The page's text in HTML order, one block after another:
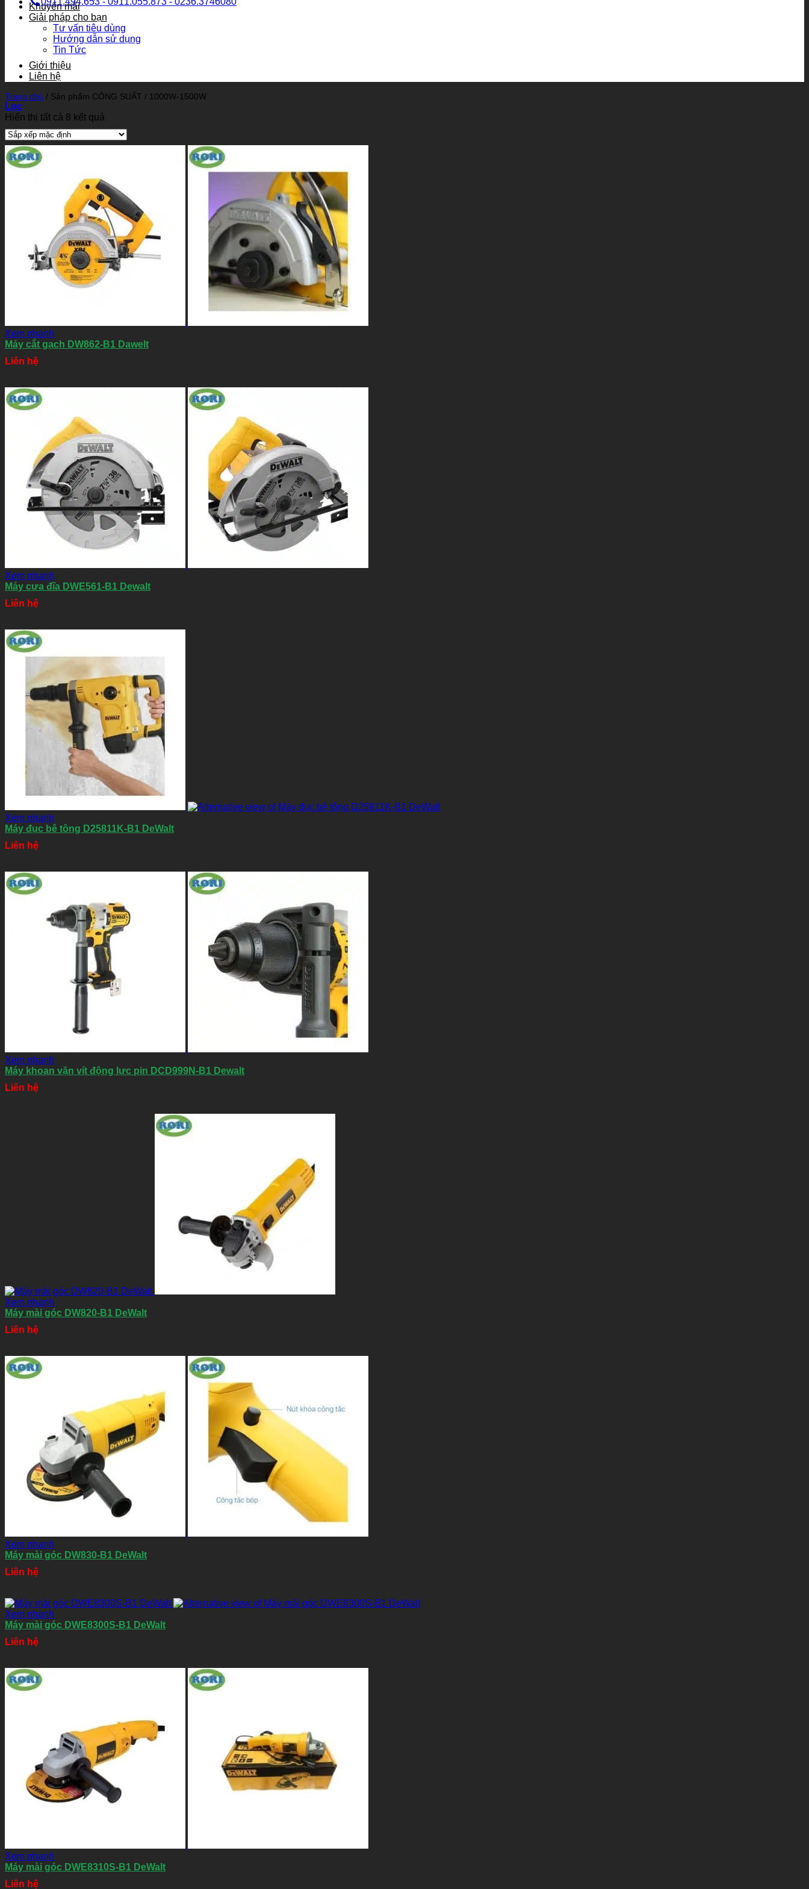
Khuyến mãi
Giải pháp cho bạn
Tư vấn tiêu dùng
Hướng dẫn sử dụng
Tin Tức
Giới thiệu
Liên hệ
Trang chủ / Sản phẩm CÔNG SUẤT / 1000W-1500W
Lọc
Hiển thị tất cả 8 kết quả
Xem nhanh
Máy cắt gạch DW862-B1 Dawelt
Liên hệ
Xem nhanh
Máy cưa đĩa DWE561-B1 Dewalt
Liên hệ
Xem nhanh
Máy đục bê tông D25811K-B1 DeWalt
Liên hệ
Xem nhanh
Máy khoan vặn vít động lực pin DCD999N-B1 Dewalt
Liên hệ
Xem nhanh
Máy mài góc DW820-B1 DeWalt
Liên hệ
Xem nhanh
Máy mài góc DW830-B1 DeWalt
Liên hệ
Xem nhanh
Máy mài góc DWE8300S-B1 DeWalt
Liên hệ
Xem nhanh
Máy mài góc DWE8310S-B1 DeWalt
Liên hệ